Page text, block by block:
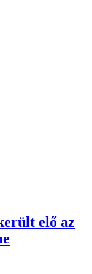
elő az